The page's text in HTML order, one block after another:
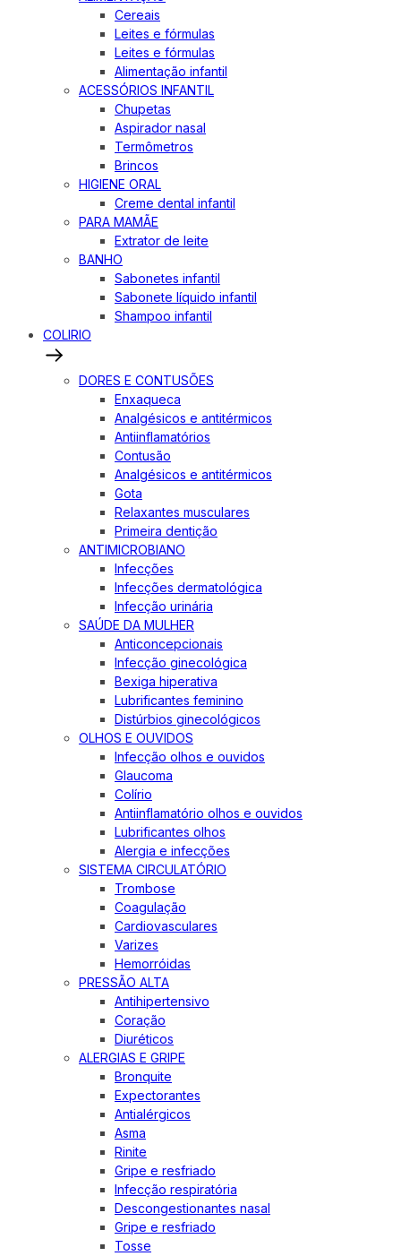
Cereais
Leites e fórmulas
Leites e fórmulas
Alimentação infantil
ACESSÓRIOS INFANTIL
Chupetas
Aspirador nasal
Termômetros
Brincos
HIGIENE ORAL
Creme dental infantil
PARA MAMÃE
Extrator de leite
BANHO
Sabonetes infantil
Sabonete líquido infantil
Shampoo infantil
COLIRIO
DORES E CONTUSÕES
Enxaqueca
Analgésicos e antitérmicos
Antiinflamatórios
Contusão
Analgésicos e antitérmicos
Gota
Relaxantes musculares
Primeira dentição
ANTIMICROBIANO
Infecções
Infecções dermatológica
Infecção urinária
SAÚDE DA MULHER
Anticoncepcionais
Infecção ginecológica
Bexiga hiperativa
Lubrificantes feminino
Distúrbios ginecológicos
OLHOS E OUVIDOS
Infecção olhos e ouvidos
Glaucoma
Colírio
Antiinflamatório olhos e ouvidos
Lubrificantes olhos
Alergia e infecções
SISTEMA CIRCULATÓRIO
Trombose
Coagulação
Cardiovasculares
Varizes
Hemorróidas
PRESSÃO ALTA
Antihipertensivo
Coração
Diuréticos
ALERGIAS E GRIPE
Bronquite
Expectorantes
Antialérgicos
Asma
Rinite
Gripe e resfriado
Infecção respiratória
Descongestionantes nasal
Gripe e resfriado
Tosse